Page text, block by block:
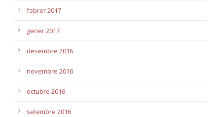
febrer 2017
gener 2017
desembre 2016
novembre 2016
octubre 2016
setembre 2016